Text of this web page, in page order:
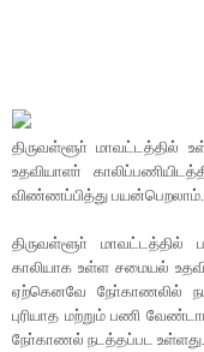
திருவள்ளூா் மாவட்டத்தில்
உதவியாளா்
விண்ணப்பித்து பயன்பெறலாம்.
திருவள்ளூா் மாவட்டத்தில்
காலியாக உள்ள சமையல்
ஏற்கெனவே நோ்காணலில்
புரியாத மற்றும் பணி
நோ்காணல் நடத்தப்பட உள்ளது.